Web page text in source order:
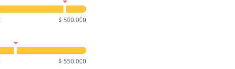
$ 500.000
$ 550.000